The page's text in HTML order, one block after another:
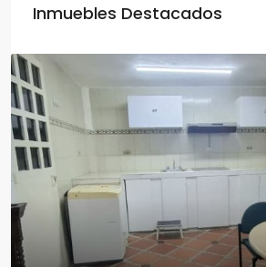
Inmuebles Destacados